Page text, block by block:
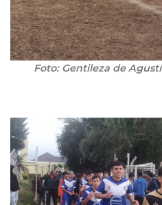
Foto: Gentileza de